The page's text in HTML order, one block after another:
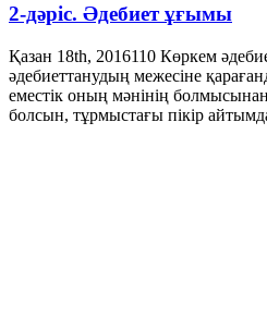
2-дәріс. Әдебиет ұғымы
Қазан 18th, 2016110 Көркем
әдебиеттанудың межесіне
еместік оның мәнінің
болсын, тұрмыстағы пікір